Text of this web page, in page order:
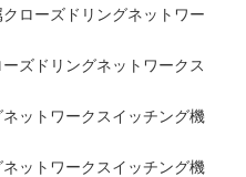
ローズドリングネットワー
ズドリングネットワークス
ットワークスイッチング機
ットワークスイッチング機